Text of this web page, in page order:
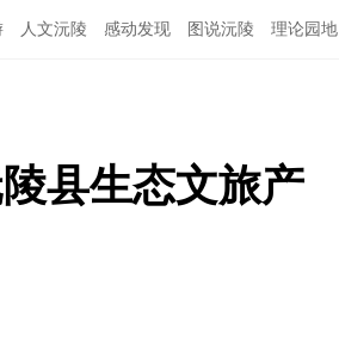
人文沅陵 感动发现 图说沅陵 理论园地
县生态文旅产